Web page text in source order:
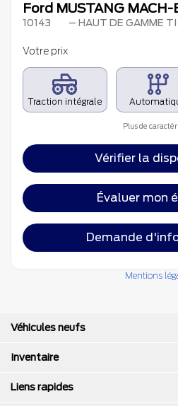
Ford MUSTANG MACH-
10143 – HAUT DE GAMME TI
Votre prix
Traction intégrale
Plus de
Vérifier la
Évaluer mon
Demande
Mentions
Véhicules neufs
Inventaire
Liens rapides